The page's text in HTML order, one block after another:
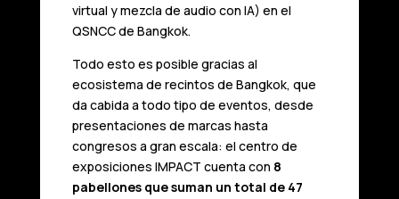
virtual y mezcla de audio con IA) en el
QSNCC de Bangkok.
Todo esto es posible gracias al
ecosistema de recintos de Bangkok, que
da cabida a todo tipo de eventos, desde
presentaciones de marcas hasta
congresos a gran escala: el centro de
exposiciones IMPACT cuenta con 8
pabellones que suman un total de 47